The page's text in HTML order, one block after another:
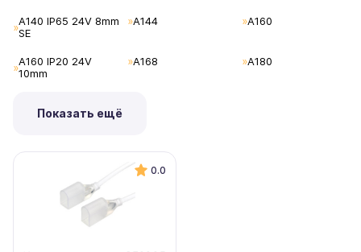
A140 IP65 24V 8mm
SE
A144 A160
A160 IP20 24V
10mm
A168 A180
Показать ещё
0.0